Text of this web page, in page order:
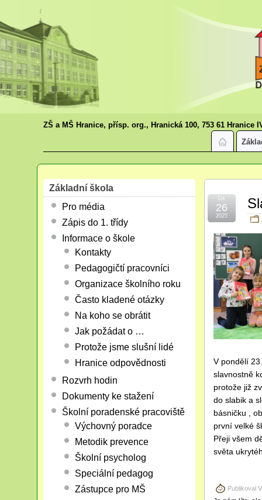
ZŠ a MŠ Hranice, přísp. org., Hranická 100, 753 61 Hranice
Lis
26
2025
V pondělí
slavnostně
protože již
do slabik a
básničku ,
první velké
Přeji všem
světa
Publikoval
Základní škola
Pro média
Zápis do 1. třídy
Informace o škole
Kontakty
Pedagogičtí pracovníci
Organizace školního roku
Často kladené otázky
Na koho se obrátit
Jak požádat o …
Protože jsme slušní lidé
Hranice odpovědnosti
Rozvrh hodin
Dokumenty ke stažení
Školní poradenské pracoviště
Výchovný poradce
Metodik prevence
Školní psycholog
Speciální pedagog
Zástupce pro MŠ